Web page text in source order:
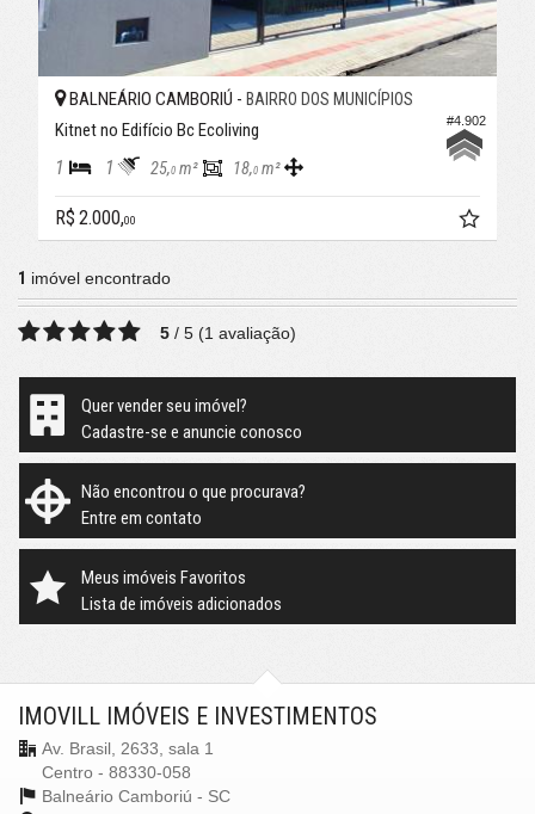
#4.902
BALNEÁRIO CAMBORIÚ - BAIRRO DOS MUNICÍPIOS
Kitnet no Edifício Bc Ecoliving
1 1 25,0m² 18,0 m²
R$ 2.000,00
1 imóvel encontrado
5 / 5 (1 avaliação)
Quer vender seu imóvel?
Cadastre-se e anuncie conosco
Não encontrou o que procurava?
Entre em contato
Meus imóveis Favoritos
Lista de imóveis adicionados
IMOVILL IMÓVEIS E INVESTIMENTOS
Av. Brasil, 2633, sala 1
Centro - 88330-058
Balneário Camboriú - SC